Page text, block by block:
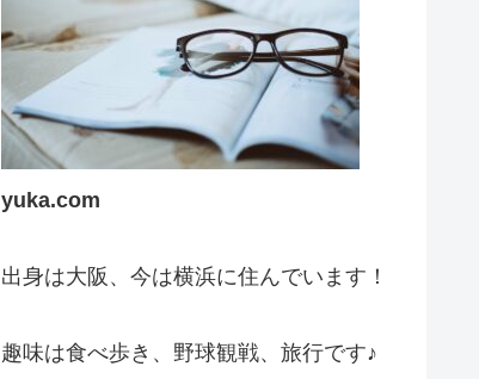
yuka.com
出身は大阪、今は横浜に住んでいます！
趣味は食べ歩き、野球観戦、旅行です♪